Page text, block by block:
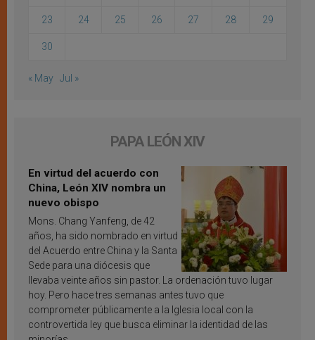
23 24 25 26 27 28 29
30
« May Jul »
PAPA LEÓN XIV
En virtud del acuerdo con
China, León XIV nombra un
nuevo obispo
Mons. Chang Yanfeng, de 42
años, ha sido nombrado en virtud
del Acuerdo entre China y la Santa
Sede para una diócesis que
llevaba veinte años sin pastor. La ordenación tuvo lugar
hoy. Pero hace tres semanas antes tuvo que
comprometer públicamente a la Iglesia local con la
controvertida ley que busca eliminar la identidad de las